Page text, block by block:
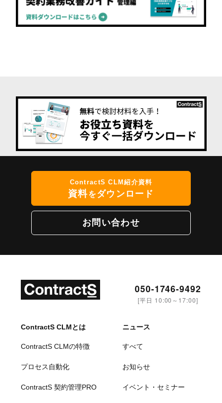
ContractS CLM紹介資料
資料をダウンロード
お問い合わせ
050-1746-9492
[平日 10:00～17:00]
ContractS CLMとは
ContractS CLMの特徴
プロセス自動化
ContractS 契約管理PRO
ニュース
すべて
お知らせ
イベント・セミナー